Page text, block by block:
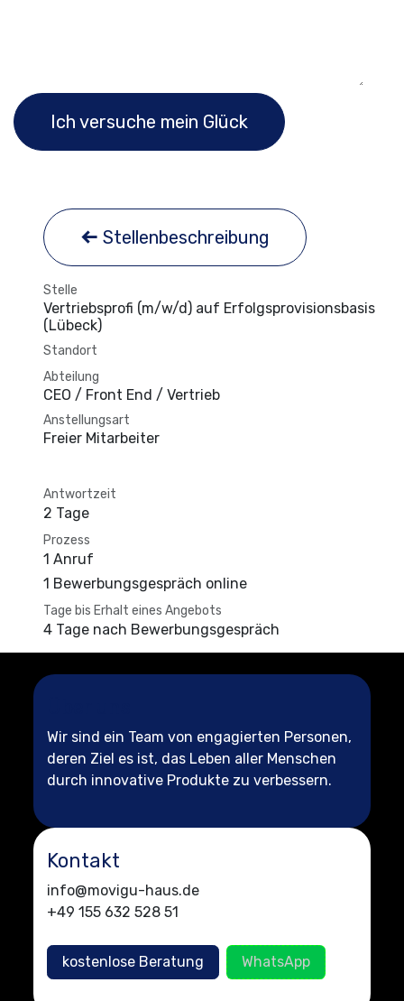
Ich versuche mein Glück
Stellenbeschreibung
Stelle
Vertriebsprofi (m/w/d) auf Erfolgsprovisionsbasis
(Lübeck)
Standort
Abteilung
CEO / Front End / Vertrieb
Anstellungsart
Freier Mitarbeiter
Antwortzeit
2 Tage
Prozess
1 Anruf
1 Bewerbungsgespräch online
Tage bis Erhalt eines Angebots
4 Tage nach Bewerbungsgespräch
Wir sind ein Team von engagierten Personen,
deren Ziel es ist, das Leben aller Menschen
durch innovative Produkte zu verbessern.
Kontakt
info@movigu-haus.de
+49 155 632 528 51
kostenlose Beratung WhatsApp